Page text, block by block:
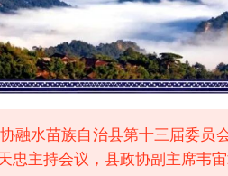
融水苗族自治县第十三届委员
忠主持会议， 县政协副主席韦